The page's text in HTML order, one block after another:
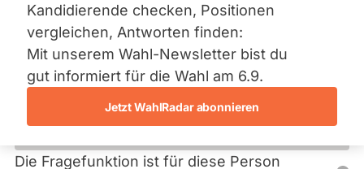
Saarland
Sachsen
Sachsen-Anhalt
Sachsen-Anhalt
Schleswig-Holstein
Thüringen
Archiv
Über uns
Kandidierende checken, Positionen
vergleichen, Antworten finden:
Mit unserem Wahl-Newsletter bist du
gut informiert für die Wahl am 6.9.
Jetzt WahlRadar abonnieren
BÜNDNIS 90/­DIE GRÜNEN
Diese Politikerin hat kein aktuelles und kein zukünftiges
Mandat und keine Direktandidatur auf Landes-, Bundes-
oder EU-Ebene. Mögliche Kandidaturen über eine
Wahlliste werden bei uns nicht erfasst.
Die Fragefunktion ist für diese Person